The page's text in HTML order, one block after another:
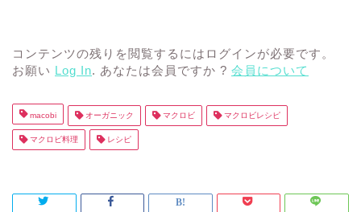
コンテンツの残りを閲覧するにはログインが必要です。
お願い Log In. あなたは会員ですか ? 会員について
macobi オーガニック マクロビ マクロビレシピ
マクロビ料理 レシピ